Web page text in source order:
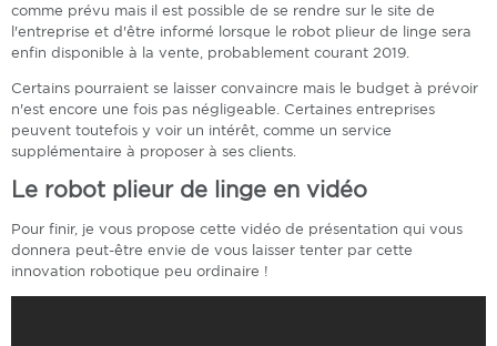
comme prévu mais il est possible de se rendre sur le site de
l'entreprise et d'être informé lorsque le robot plieur de linge sera
enfin disponible à la vente, probablement courant 2019.
Certains pourraient se laisser convaincre mais le budget à prévoir
n'est encore une fois pas négligeable. Certaines entreprises
peuvent toutefois y voir un intérêt, comme un service
supplémentaire à proposer à ses clients.
Le robot plieur de linge en vidéo
Pour finir, je vous propose cette vidéo de présentation qui vous
donnera peut-être envie de vous laisser tenter par cette
innovation robotique peu ordinaire !